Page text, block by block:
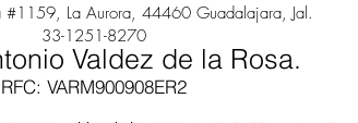
#1159, La Aurora, 44460 Guadalajara, Jal.
33-1251-8270
Valdez de la Rosa.
RFC: VARM900908ER2